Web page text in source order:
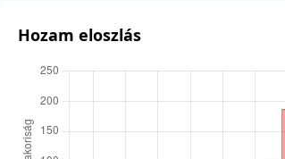
Hozam eloszlás